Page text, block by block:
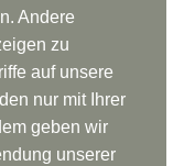
Andere
zu
auf unsere
nur mit Ihrer
geben wir
unserer